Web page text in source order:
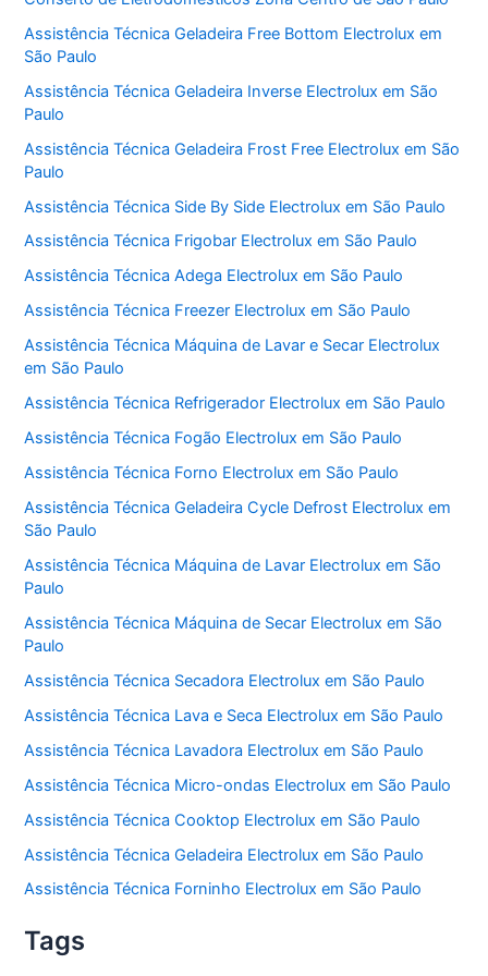
Assistência Técnica Geladeira Free Bottom Electrolux em
São Paulo
Assistência Técnica Geladeira Inverse Electrolux em São
Paulo
Assistência Técnica Geladeira Frost Free Electrolux em São
Paulo
Assistência Técnica Side By Side Electrolux em São Paulo
Assistência Técnica Frigobar Electrolux em São Paulo
Assistência Técnica Adega Electrolux em São Paulo
Assistência Técnica Freezer Electrolux em São Paulo
Assistência Técnica Máquina de Lavar e Secar Electrolux
em São Paulo
Assistência Técnica Refrigerador Electrolux em São Paulo
Assistência Técnica Fogão Electrolux em São Paulo
Assistência Técnica Forno Electrolux em São Paulo
Assistência Técnica Geladeira Cycle Defrost Electrolux em
São Paulo
Assistência Técnica Máquina de Lavar Electrolux em São
Paulo
Assistência Técnica Máquina de Secar Electrolux em São
Paulo
Assistência Técnica Secadora Electrolux em São Paulo
Assistência Técnica Lava e Seca Electrolux em São Paulo
Assistência Técnica Lavadora Electrolux em São Paulo
Assistência Técnica Micro-ondas Electrolux em São Paulo
Assistência Técnica Cooktop Electrolux em São Paulo
Assistência Técnica Geladeira Electrolux em São Paulo
Assistência Técnica Forninho Electrolux em São Paulo
Tags